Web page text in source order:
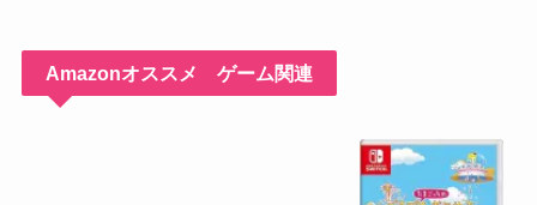
Amazonオススメ ゲーム関連